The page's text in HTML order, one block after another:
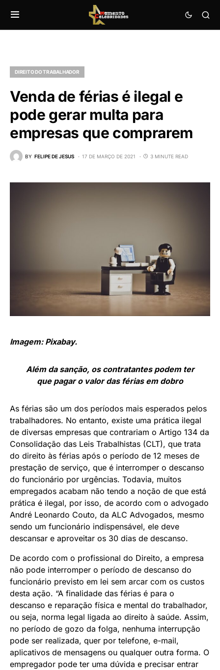
DIREITO DO TRABALHADOR
Venda de férias é ilegal e
pode gerar multa para
empresas que comprarem
BY FELIPE DE JESUS 17 DE MARÇO DE 2021 3 MINUTE READ
Imagem: Pixabay.
Além da sanção, os contratantes podem ter
que pagar o valor das férias em dobro
As férias são um dos períodos mais esperados pelos
trabalhadores. No entanto, existe uma prática ilegal
de diversas empresas que contrariam o Artigo 134 da
Consolidação das Leis Trabalhistas (CLT), que trata
do direito às férias após o período de 12 meses de
prestação de serviço, que é interromper o descanso
do funcionário por urgências. Todavia, muitos
empregados acabam não tendo a noção de que está
prática é ilegal, por isso, de acordo com o advogado
André Leonardo Couto, da ALC Advogados, mesmo
sendo um funcionário indispensável, ele deve
descansar e aproveitar os 30 dias de descanso.
De acordo com o profissional do Direito, a empresa
não pode interromper o período de descanso do
funcionário previsto em lei sem arcar com os custos
desta ação. “A finalidade das férias é para o
descanso e reparação física e mental do trabalhador,
ou seja, norma legal ligada ao direito à saúde. Assim,
no período de gozo da folga, nenhuma interrupção
pode ser realizada, quer por telefone, e-mail,
aplicativos de mensagens ou qualquer outra forma. O
empregador pode ter uma dúvida e precisar entrar